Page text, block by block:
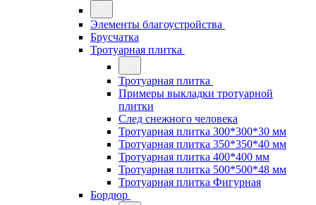
Элементы благоустройства
Брусчатка
Тротуарная плитка
Тротуарная плитка
Примеры выкладки тротуарной
плитки
След снежного человека
Тротуарная плитка 300*300*30 мм
Тротуарная плитка 350*350*40 мм
Тротуарная плитка 400*400 мм
Тротуарная плитка 500*500*48 мм
Тротуарная плитка Фигурная
Бордюр